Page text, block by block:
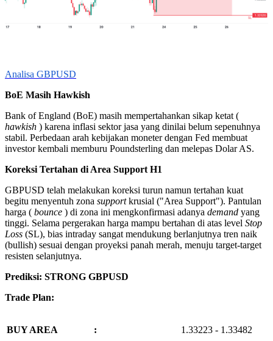
Analisa GBPUSD
BoE Masih Hawkish
Bank of England (BoE) masih mempertahankan sikap ketat (
hawkish ) karena inflasi sektor jasa yang dinilai belum sepenuhnya
stabil. Perbedaan arah kebijakan moneter dengan Fed membuat
investor kembali memburu Poundsterling dan melepas Dolar AS.
Koreksi Tertahan di Area Support H1
GBPUSD telah melakukan koreksi turun namun tertahan kuat
begitu menyentuh zona support krusial ("Area Support"). Pantulan
harga ( bounce ) di zona ini mengkonfirmasi adanya demand yang
tinggi. Selama pergerakan harga mampu bertahan di atas level Stop
Loss (SL), bias intraday sangat mendukung berlanjutnya tren naik
(bullish) sesuai dengan proyeksi panah merah, menuju target-target
resisten selanjutnya.
Prediksi: STRONG GBPUSD
Trade Plan:
BUY AREA : 1.33223 - 1.33482